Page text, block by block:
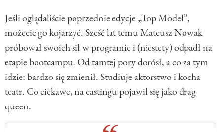
Jeśli oglądaliście poprzednie edycje „Top Model”,
możecie go kojarzyć. Sześć lat temu Mateusz Nowak
próbował swoich sił w programie i (niestety) odpadł na
etapie bootcampu. Od tamtej pory dorósł, a co za tym
idzie: bardzo się zmienił. Studiuje aktorstwo i kocha
teatr. Co ciekawe, na castingu pojawił się jako drag
queen.